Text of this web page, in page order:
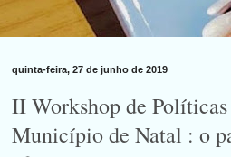
quinta-feira, 27 de junho de 2019
II Workshop de
Município de Natal : o